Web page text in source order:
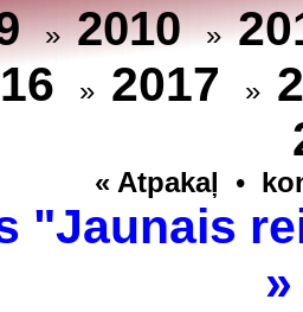
»2010 »
» 2017 »
« Atpakaļ •
"Jaunais